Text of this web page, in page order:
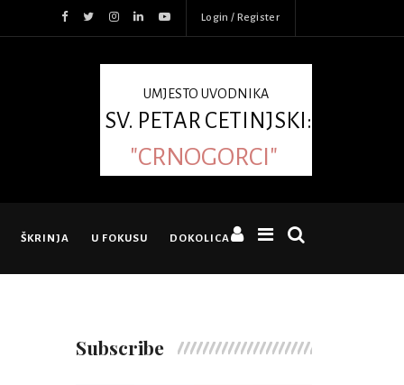
Login / Register
UMJESTO UVODNIKA
SV. PETAR CETINJSKI:
"CRNOGORCI"
ŠKRINJA U FOKUSU DOKOLICA
Subscribe